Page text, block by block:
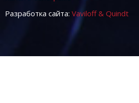
Разработка сайта: Vaviloff & Quindt